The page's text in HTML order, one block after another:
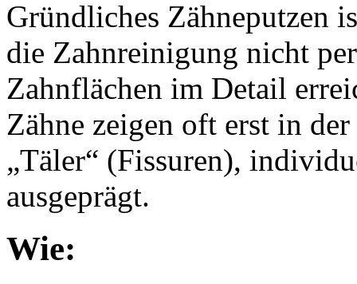
Gründliches Zähneputzen
die Zahnreinigung nicht
Zahnflächen im Detail
Zähne zeigen oft erst in
„Täler“ (Fissuren),
ausgeprägt.
Wie: